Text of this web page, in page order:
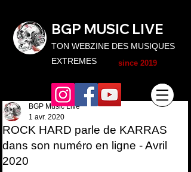
TON WEBZINE DES MUSIQUES
EXTREMES
BGP MUSIC LIVE
since 2019
ROCK HARD parle de KARRAS
dans son numéro en ligne - Avril
2020
BGP Music Live
1 avr. 2020